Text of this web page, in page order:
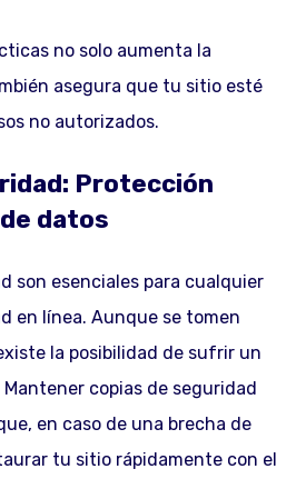
no solo aumenta la
asegura que tu sitio esté
no autorizados.
Protección
datos
son esenciales para cualquier
en línea. Aunque se tomen
la posibilidad de sufrir un
copias de seguridad
en caso de una brecha de
tu sitio rápidamente con el